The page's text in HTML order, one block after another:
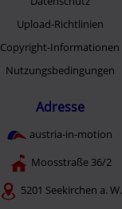
Upload-Richtlinien
Copyright-Informationen
Nutzungsbedingungen
Adresse
austria-in-motion
Moosstraße 36/2
5201 Seekirchen a. W.